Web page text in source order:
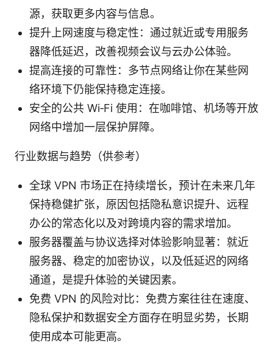
源，获取更多内容与信息。
提升上网速度与稳定性：通过就近或专用服务
器降低延迟，改善视频会议与云办公体验。
提高连接的可靠性：多节点网络让你在某些网
络环境下仍能保持稳定连接。
安全的公共 Wi‑Fi 使用：在咖啡馆、机场等开放
网络中增加一层保护屏障。
行业数据与趋势（供参考）
全球 VPN 市场正在持续增长，预计在未来几年
保持稳健扩张，原因包括隐私意识提升、远程
办公的常态化以及对跨境内容的需求增加。
服务器覆盖与协议选择对体验影响显著：就近
服务器、稳定的加密协议，以及低延迟的网络
通道，是提升体验的关键因素。
免费 VPN 的风险对比：免费方案往往在速度、
隐私保护和数据安全方面存在明显劣势，长期
使用成本可能更高。